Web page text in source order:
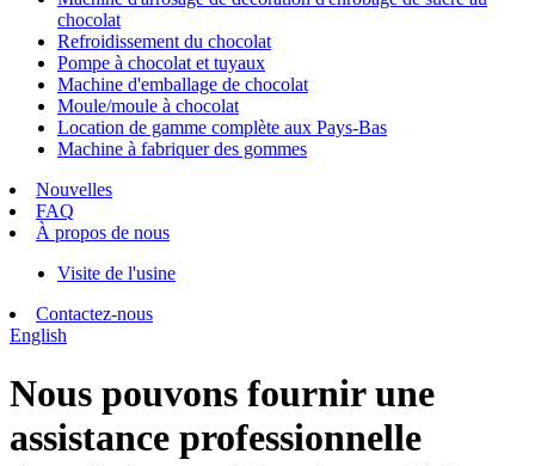
chocolat
Refroidissement du chocolat
Pompe à chocolat et tuyaux
Machine d'emballage de chocolat
Moule/moule à chocolat
Location de gamme complète aux Pays-Bas
Machine à fabriquer des gommes
Nouvelles
FAQ
À propos de nous
Visite de l'usine
Contactez-nous
English
Nous pouvons fournir une
assistance professionnelle